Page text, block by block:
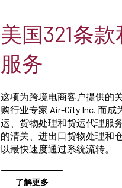
美国321条
服务
这项为跨境电商客户提供的
购行业专家 Air-City Inc. 而
运、货物处理和货运代理服
的清关、进出口货物处理和
以最快速度通过系统流转。
了解更多